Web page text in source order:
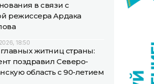
в связи с
режиссера Ардака
18:50
житниц страны:
поздравил Северо-
область с 90-летием